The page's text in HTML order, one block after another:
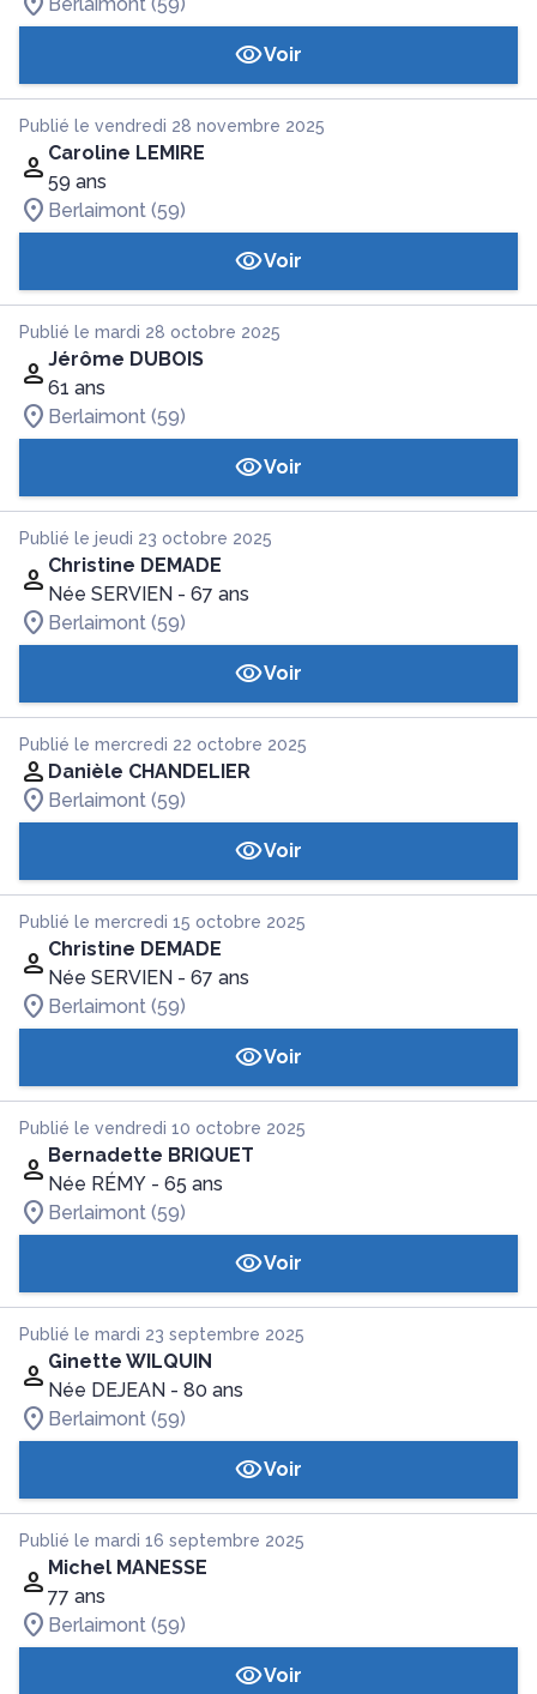
Voir
Publié le vendredi 28 novembre 2025
Caroline LEMIRE
59 ans
Berlaimont (59)
Voir
Publié le mardi 28 octobre 2025
Jérôme DUBOIS
61 ans
Berlaimont (59)
Voir
Publié le jeudi 23 octobre 2025
Christine DEMADE
Née SERVIEN - 67 ans
Berlaimont (59)
Voir
Publié le mercredi 22 octobre 2025
Danièle CHANDELIER
Berlaimont (59)
Voir
Publié le mercredi 15 octobre 2025
Christine DEMADE
Née SERVIEN - 67 ans
Berlaimont (59)
Voir
Publié le vendredi 10 octobre 2025
Bernadette BRIQUET
Née RÉMY - 65 ans
Berlaimont (59)
Voir
Publié le mardi 23 septembre 2025
Ginette WILQUIN
Née DEJEAN - 80 ans
Berlaimont (59)
Voir
Publié le mardi 16 septembre 2025
Michel MANESSE
77 ans
Berlaimont (59)
Voir